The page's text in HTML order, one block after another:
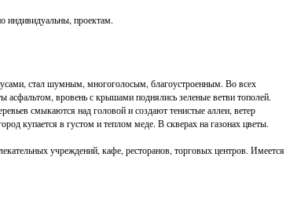
индивидуальны, проектам.
стал шумным, многоголосым, благоустроенным. Во всех
вровень с крышами поднялись зеленые ветви тополей.
смыкаются над головой и создают тенистые аллеи, ветер
купается в густом и теплом меде. В скверах на газонах цветы.
учреждений, кафе, ресторанов, торговых центров. Имеется